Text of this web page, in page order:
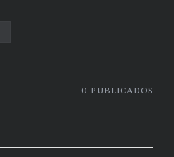
0 PUBLICADOS